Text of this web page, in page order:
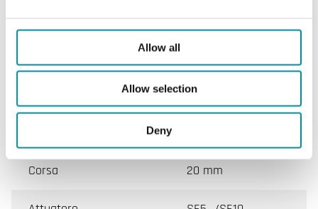
Allow all
Allow selection
Deny
Caratteristiche di ESBE-VLC325
VLC325
Corsa 20 mm